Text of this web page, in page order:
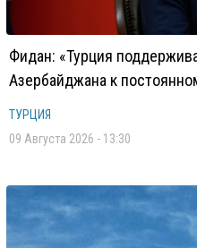
Фидан: «Турция
Азербайджана к
ТУРЦИЯ
09 Августа 2026 - 13:30